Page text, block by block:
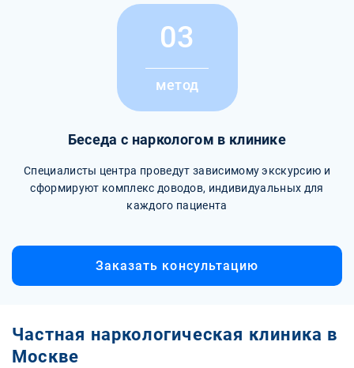
03
метод
Беседа с наркологом в клинике
Специалисты центра проведут зависимому экскурсию и
сформируют комплекс доводов, индивидуальных для
каждого пациента
Заказать консультацию
Частная наркологическая клиника в
Москве